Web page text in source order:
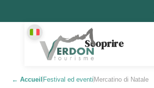
Scoprire
← Accueil Festival ed eventi Mercatino di Natale